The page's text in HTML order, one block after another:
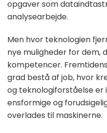
opgaver som
analysearbejde.
Men hvor teknologien
nye muligheder for dem,
kompetencer.
grad bestå af job, hvor
og teknologiforståelse er
ensformige og
overlades til maskinerne.